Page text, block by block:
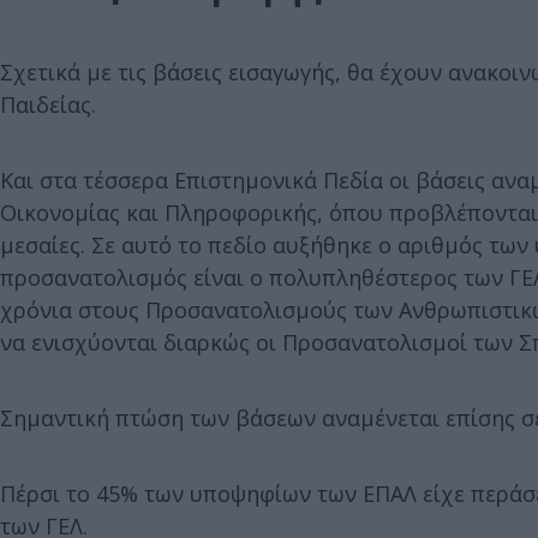
Σχετικά με τις βάσεις εισαγωγής, θα έχουν
Παιδείας.
Και στα τέσσερα Επιστημονικά Πεδία οι βάσεις
Οικονομίας και Πληροφορικής, όπου
μεσαίες. Σε αυτό το πεδίο αυξήθηκε ο αριθμός
προσανατολισμός είναι ο πολυπληθέστερος των
χρόνια στους Προσανατολισμούς των
να ενισχύονται διαρκώς οι Προσανατολισμοί των
Σημαντική πτώση των βάσεων αναμένεται επίσης
Πέρσι το 45% των υποψηφίων των ΕΠΑΛ είχε
των ΓΕΛ.